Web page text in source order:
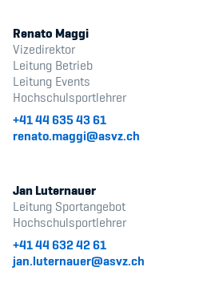
Organisation
Team
Mitgliedervereine
Sponsoren und Partner
Netzwerk
Renato Maggi
Vizedirektor
Leitung Betrieb
Leitung Events
Hochschulsportlehrer
+41 44 635 43 61
renato.maggi@asvz.ch
Jan Luternauer
Leitung Sportangebot
Hochschulsportlehrer
+41 44 632 42 61
jan.luternauer@asvz.ch